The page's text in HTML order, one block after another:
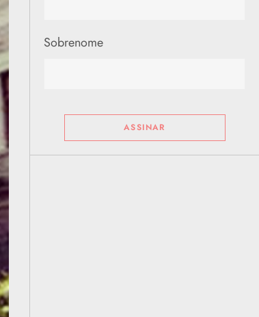
Sobrenome